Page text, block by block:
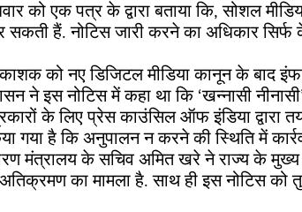
को एक पत्र के द्वारा बताया कि, सोशल
सकती हैं. नोटिस जारी करने का अधिकार
को नए डिजिटल मीडिया कानून के बाद
ने इस नोटिस में कहा था कि ‘खन्नासी
के लिए प्रेस काउंसिल ऑफ इंडिया द्वारा
गया है कि अनुपालन न करने की स्थिति में
मंत्रालय के सचिव अमित खरे ने राज्य के
का मामला है. साथ ही इस नोटिस को